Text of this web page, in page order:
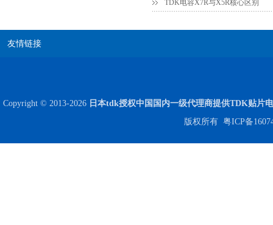
TDK电容X7R与X5R核心区别
友情链接
Copyright © 2013-2026 日本tdk授权中国国内一级代理商提供TDK贴片
版权所有 粤ICP备